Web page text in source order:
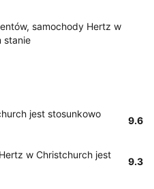
samochody Hertz w
stanie
jest stosunkowo
9.6
w Christchurch jest
9.3